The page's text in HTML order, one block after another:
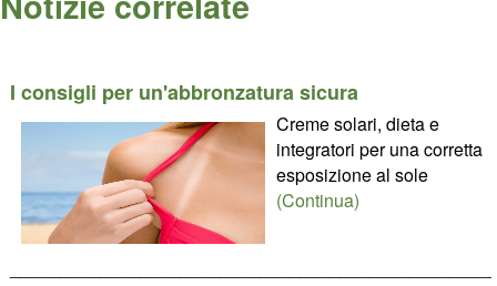
I consigli per un'abbronzatura sicura
Creme solari, dieta e
integratori per una corretta
esposizione al sole
(Continua)